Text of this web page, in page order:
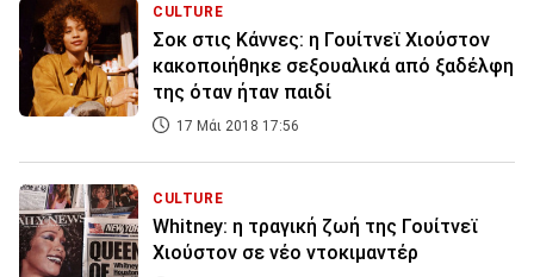
CULTURE
Σοκ στις Κάννες: η Γουίτνεϊ Χιούστον
κακοποιήθηκε σεξουαλικά από ξαδέλφη
της όταν ήταν παιδί
17 Μάι 2018 17:56
CULTURE
Whitney: η τραγική ζωή της Γουίτνεϊ
Χιούστον σε νέο ντοκιμαντέρ